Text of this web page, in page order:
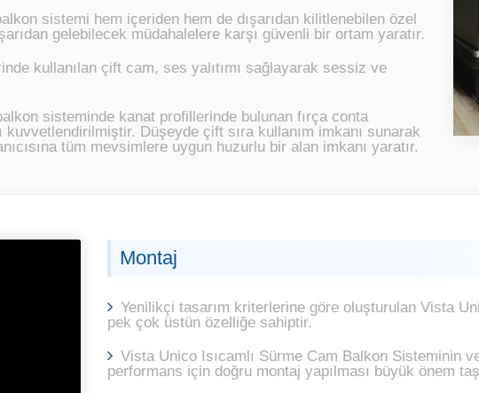
sistemi hem içeriden hem de dışarıdan kilitlenebilen özel
gelebilecek müdahalelere karşı güvenli bir ortam yaratır.
kullanılan çift cam, ses yalıtımı sağlayarak sessiz ve
sisteminde kanat profillerinde bulunan fırça conta
kuvvetlendirilmiştir. Düşeyde çift sıra kullanım imkanı sunarak
tüm mevsimlere uygun huzurlu bir alan imkanı yaratır.
Montaj
Yenilikçi tasarım kriterlerine göre oluşturulan Vista
pek çok üstün özelliğe sahiptir.
Vista Unico Isıcamlı Sürme Cam Balkon Sisteminin
performans için doğru montaj yapılması büyük önem